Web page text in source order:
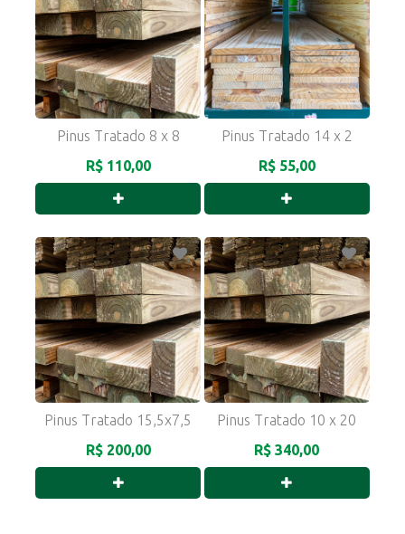
Pinus Tratado 8 x 8
R$ 110,00
Pinus Tratado 14 x 2
R$ 55,00
Pinus Tratado 15,5x7,5
R$ 200,00
Pinus Tratado 10 x 20
R$ 340,00